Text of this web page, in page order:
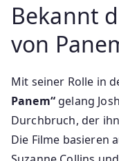
Bekannt
von
Mit seiner Rolle in
Panem“gelang
Durchbruch, der
Die Filme basieren